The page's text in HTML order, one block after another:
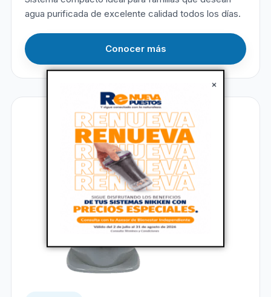
×
agua purificada de excelente calidad todos los días.
Conocer más